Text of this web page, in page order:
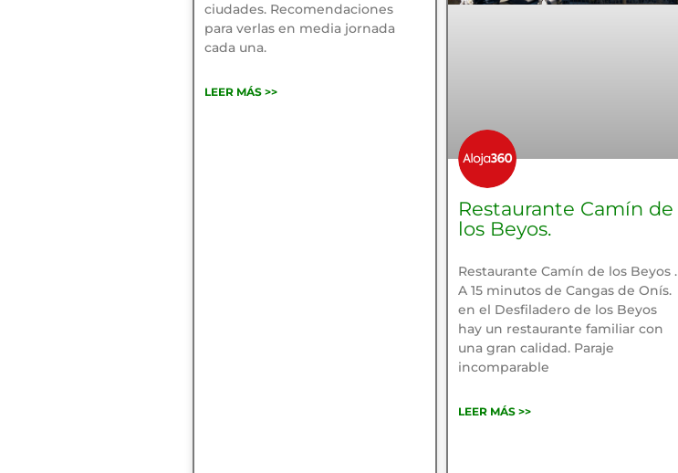
ciudades. Recomendaciones
para verlas en media jornada
cada una.
LEER MÁS >>
Restaurante Camín de
los Beyos.
Restaurante Camín de los Beyos .
A 15 minutos de Cangas de Onís.
en el Desfiladero de los Beyos
hay un restaurante familiar con
una gran calidad. Paraje
incomparable
LEER MÁS >>